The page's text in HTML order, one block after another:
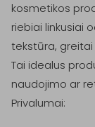
kosmetikos
riebiai linkusiai
tekstūra, greitai
Tai idealus
naudojimo ar
Privalumai: